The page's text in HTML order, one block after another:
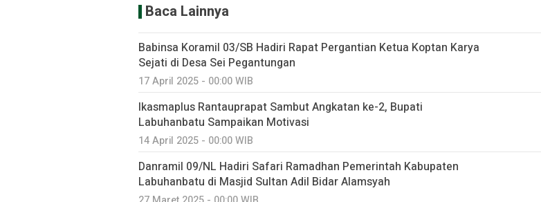
Baca Lainnya
Babinsa Koramil 03/SB Hadiri Rapat Pergantian Ketua Koptan Karya
Sejati di Desa Sei Pegantungan
17 April 2025 - 00:00 WIB
Ikasmaplus Rantauprapat Sambut Angkatan ke-2, Bupati
Labuhanbatu Sampaikan Motivasi
14 April 2025 - 00:00 WIB
Danramil 09/NL Hadiri Safari Ramadhan Pemerintah Kabupaten
Labuhanbatu di Masjid Sultan Adil Bidar Alamsyah